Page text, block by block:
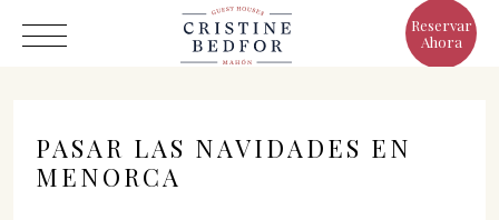
Reservar
Ahora
PASAR LAS NAVIDADES EN
MENORCA